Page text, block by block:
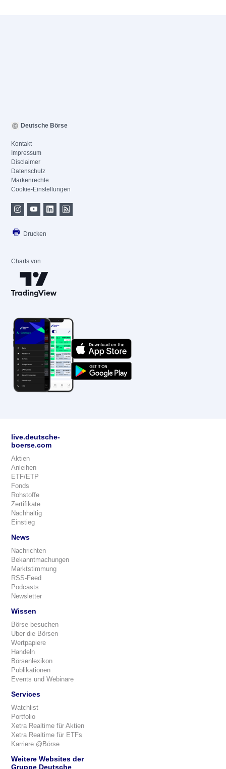
Deutsche Börse
Kontakt
Impressum
Disclaimer
Datenschutz
Markenrechte
Cookie-Einstellungen
Drucken
Charts von
live.deutsche-
boerse.com
Aktien
Anleihen
ETF/ETP
Fonds
Rohstoffe
Zertifikate
Nachhaltig
Einstieg
News
Nachrichten
Bekanntmachungen
Marktstimmung
RSS-Feed
Podcasts
Newsletter
Wissen
Börse besuchen
Über die Börsen
Wertpapiere
Handeln
Börsenlexikon
Publikationen
Events und Webinare
Services
Watchlist
Portfolio
Xetra Realtime für Aktien
Xetra Realtime für ETFs
Karriere @Börse
Weitere Websites der
Gruppe Deutsche